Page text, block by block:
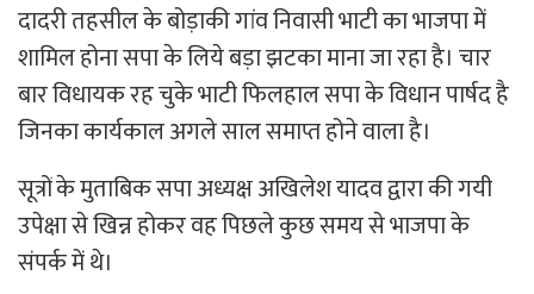
दादरी तहसील के बोड़ाकी गांव निवासी भाटी का भाजपा में
शामिल होना सपा के लिये बड़ा झटका माना जा रहा है। चार
बार विधायक रह चुके भाटी फिलहाल सपा के विधान पार्षद है
जिनका कार्यकाल अगले साल समाप्त होने वाला है।
सूत्रों के मुताबिक सपा अध्यक्ष अखिलेश यादव द्वारा की गयी
उपेक्षा से खिन्न होकर वह पिछले कुछ समय से भाजपा के
संपर्क में थे।